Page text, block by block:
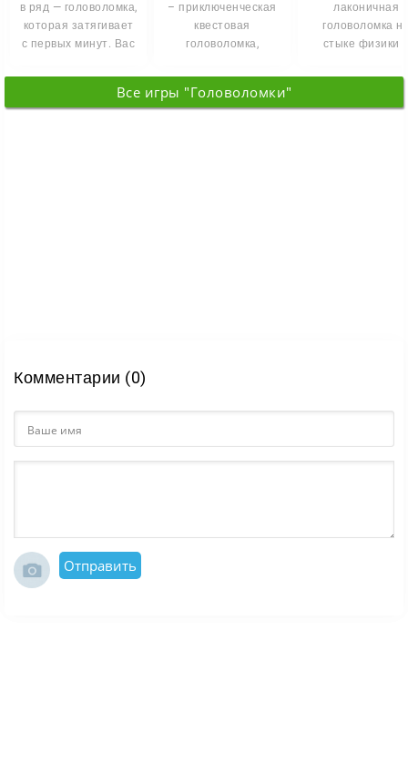
в ряд — головоломка,
которая затягивает
с первых минут. Вас
– приключенческая
квестовая
головоломка,
двери в волшебный
лаконичная
головоломка
стыке физики
каждый
Все игры "Головоломки"
Комментарии (0)
Отправить